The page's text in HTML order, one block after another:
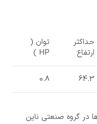
حداکثر
ارتفاع
توان (
HP )
64.3
0.8
در گروه صنعتی ناین